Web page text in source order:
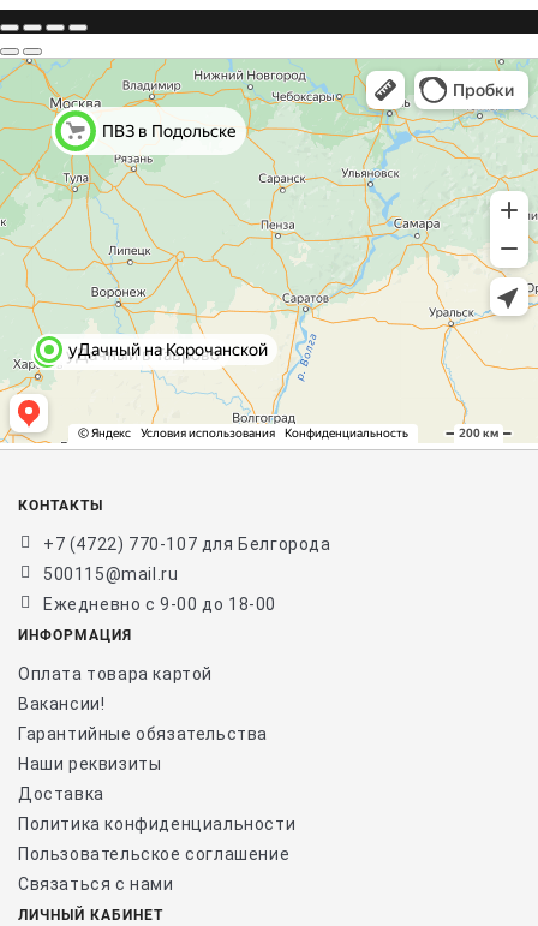
КОНТАКТЫ
+7 (4722) 770-107 для Белгорода
500115@mail.ru
Ежедневно с 9-00 до 18-00
ИНФОРМАЦИЯ
Оплата товара картой
Вакансии!
Гарантийные обязательства
Наши реквизиты
Доставка
Политика конфиденциальности
Пользовательское соглашение
Связаться с нами
ЛИЧНЫЙ КАБИНЕТ